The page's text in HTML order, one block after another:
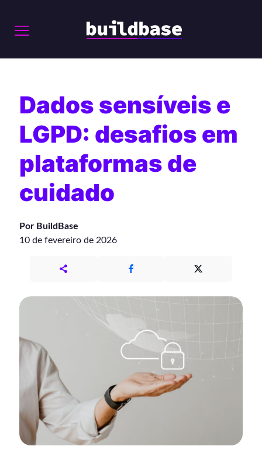
Dados sensíveis e
LGPD: desafios em
plataformas de
cuidado
Por BuildBase
10 de fevereiro de 2026